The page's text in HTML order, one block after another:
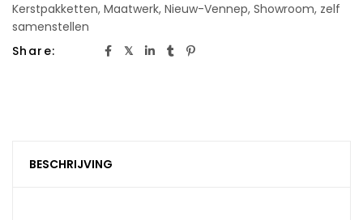
Kerstpakketten, Maatwerk, Nieuw-Vennep, Showroom, zelf
samenstellen
Share:
BESCHRIJVING